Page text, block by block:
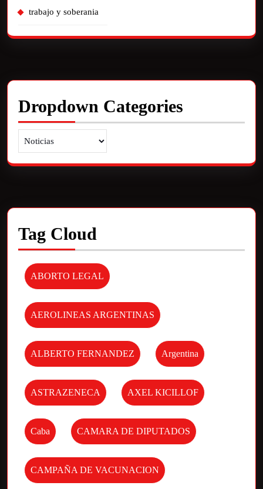
trabajo y soberania
Dropdown Categories
Tag Cloud
ABORTO LEGAL
AEROLINEAS ARGENTINAS
ALBERTO FERNANDEZ Argentina
ASTRAZENECA AXEL KICILLOF
Caba CAMARA DE DIPUTADOS
CAMPAÑA DE VACUNACION